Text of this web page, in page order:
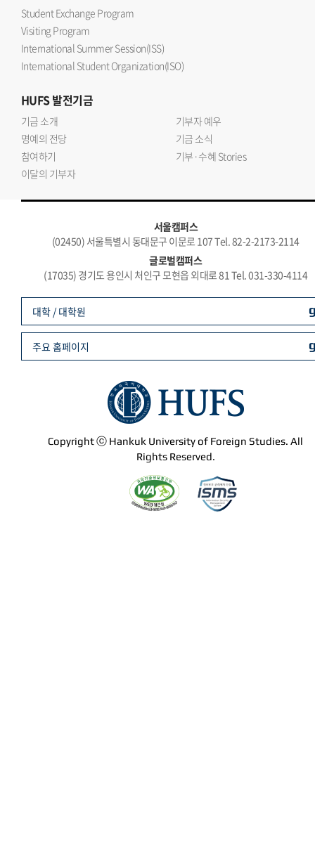
Student Exchange Program
Visiting Program
International Summer Session(ISS)
International Student Organization(ISO)
HUFS발전기금
기금 소개
기부자 예우
명예의 전당
기금 소식
참여하기
기부·수혜 Stories
이달의 기부자
서울캠퍼스
(02450) 서울특별시 동대문구 이문로 107 Tel. 82-2-2173-2114
글로벌캠퍼스
(17035) 경기도 용인시 처인구 모현읍 외대로 81 Tel. 031-330-4114
Copyright ⓒ Hankuk University of Foreign Studies. All
Rights Reserved.
대학 / 대학원
주요 홈페이지